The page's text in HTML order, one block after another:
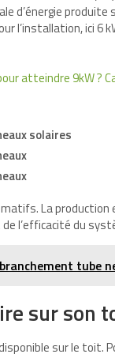
d’énergie
ici 6
atteindre 9kW ?
solaires
La
l’efficacité du
tube
sur son
sur le toit.